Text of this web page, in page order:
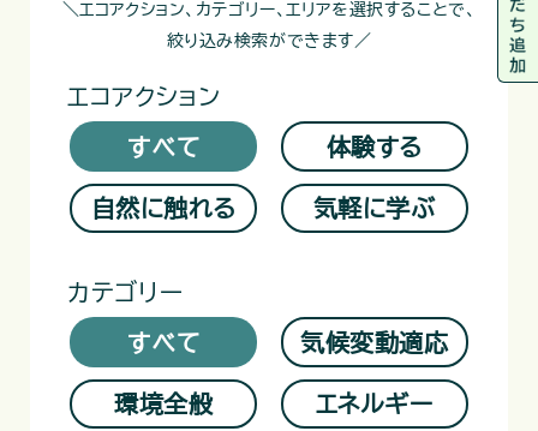
＼エコアクション、カテゴリー、エリアを選択することで、
絞り込み検索ができます／
エコアクション
すべて 体験する
自然に触れる 気軽に学ぶ
カテゴリー
すべて 気候変動適応
環境全般 エネルギー